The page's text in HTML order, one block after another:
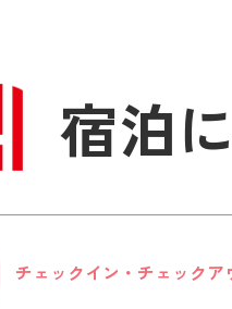
宿泊
チェックイン・チェックア